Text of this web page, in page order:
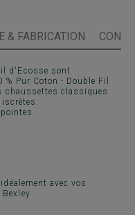
& FABRICATION
d'Ecosse sont
Pur Coton - Double Fil
chaussettes classiques
avec vos